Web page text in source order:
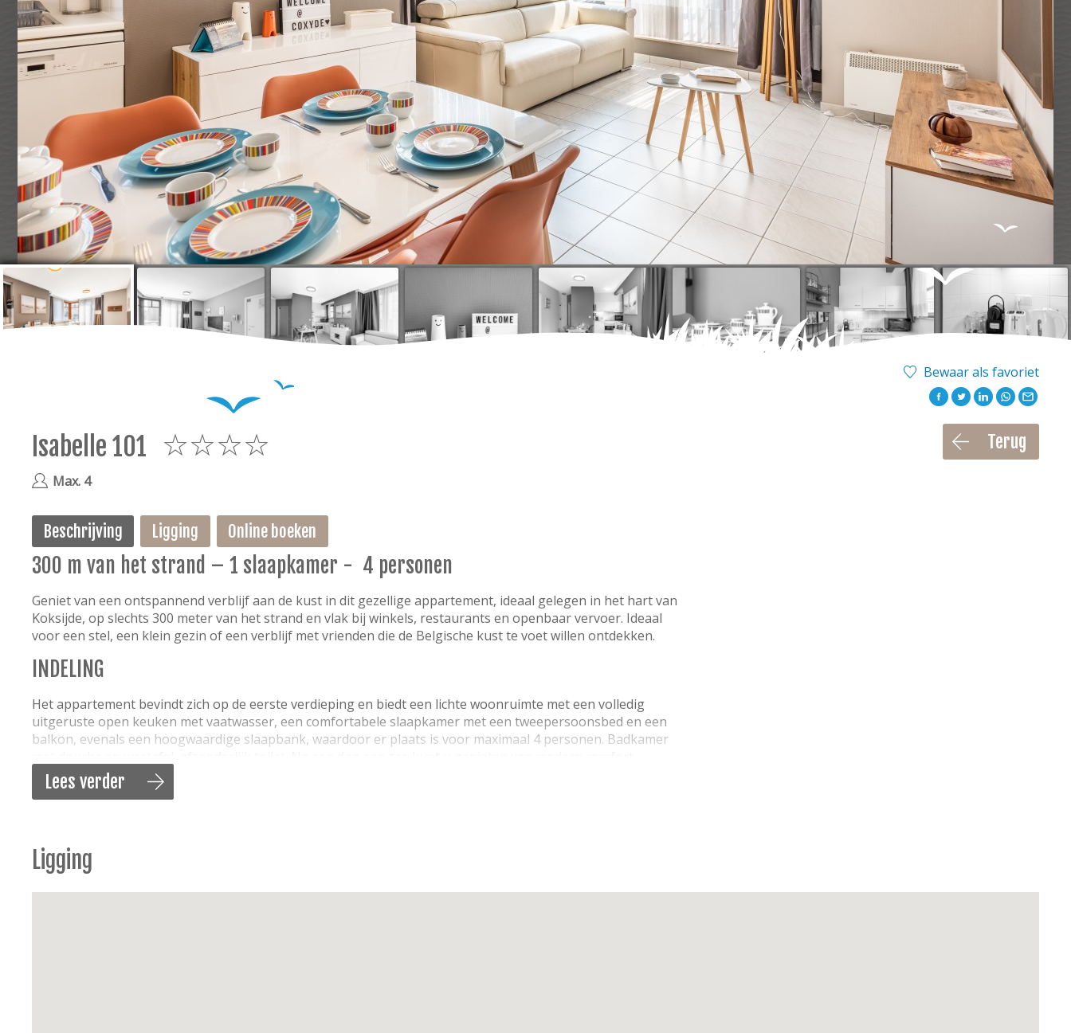
Bewaar als favoriet
Terug
Isabelle 101
Max. 4
Beschrijving Ligging Online boeken
300 m van het strand – 1 slaapkamer - 4 personen
Geniet van een ontspannend verblijf aan de kust in dit gezellige appartement, ideaal gelegen in het hart van
Koksijde, op slechts 300 meter van het strand en vlak bij winkels, restaurants en openbaar vervoer. Ideaal
voor een stel, een klein gezin of een verblijf met vrienden die de Belgische kust te voet willen ontdekken.
INDELING
Het appartement bevindt zich op de eerste verdieping en biedt een lichte woonruimte met een volledig
uitgeruste open keuken met vaatwasser, een comfortabele slaapkamer met een tweepersoonsbed en een
balkon, evenals een hoogwaardige slaapbank, waardoor er plaats is voor maximaal 4 personen. Badkamer
supersnelle wifi, smart-tv, Nespresso-apparaat. Dat is een complete uitrusting voor een zorgeloos verblijf.
KENMERKEN
Keuken:
Nespresso-koffiezetapparaat, waterkoker, broodrooster
Sanitair:badkamer met wastafel, douche, apart toilet, handdoekdroger
Lees verder
Ligging